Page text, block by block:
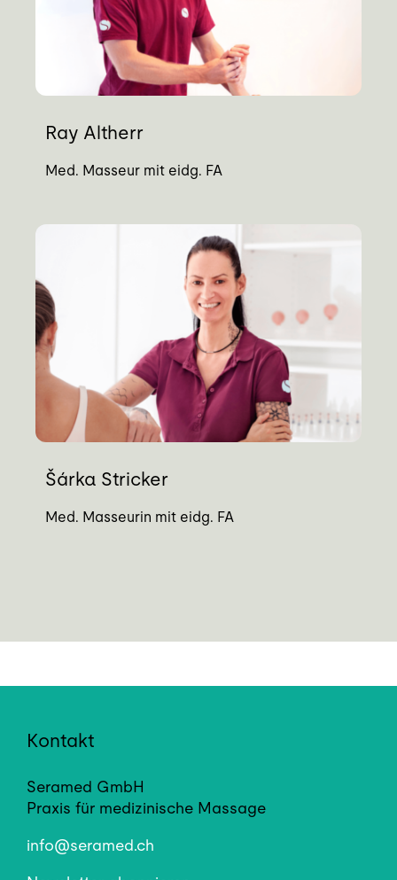
Ray Altherr
Med. Masseur mit eidg. FA
Šárka Stricker
Med. Masseurin mit eidg. FA
Kontakt
Seramed GmbH
Praxis für medizinische Massage
info@seramed.ch